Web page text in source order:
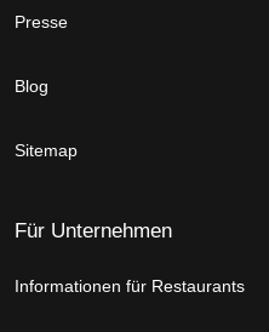
Presse
Blog
Sitemap
Für Unternehmen
Informationen für Restaurants